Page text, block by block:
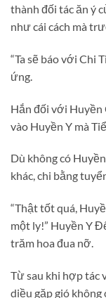
thành đối tác ăn ý
như cái cách mà
“Ta sẽ báo với Chi
ứng.
Hắn đối với Huyền
vào Huyền Y mà
Dù không có
khác, chi bằng
“Thật tốt quá,
một ly!” Huyền Y
trăm hoa đua nỡ.
Từ sau khi hợp tác
diều gặp gió không